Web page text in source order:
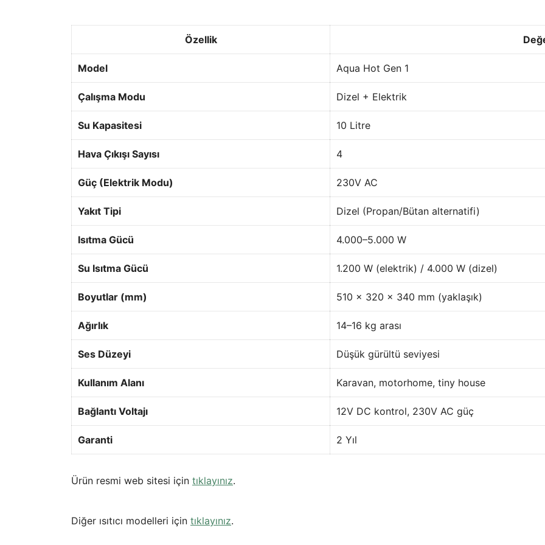
Özellik
Model Aqua Hot Gen 1
Çalışma Modu Dizel + Elektrik
Su Kapasitesi 10 Litre
Hava Çıkışı Sayısı 4
Güç (Elektrik Modu) 230V AC
Yakıt Tipi Dizel (Propan/Bütan alternatifi)
Isıtma Gücü 4.000–5.000 W
Su Isıtma Gücü 1.200 W (elektrik) / 4.000 W (dizel)
Boyutlar (mm) 510 x 320 x 340 mm (yaklaşık)
Ağırlık 14–16 kg arası
Ses Düzeyi Düşük gürültü seviyesi
Kullanım Alanı Karavan, motorhome, tiny house
Bağlantı Voltajı 12V DC kontrol, 230V AC güç
Garanti 2 Yıl
Ürün resmi web sitesi için tıklayınız.
Diğer ısıtıcı modelleri için tıklayınız.